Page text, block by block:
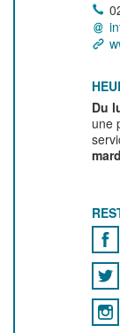
Du
une